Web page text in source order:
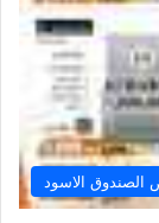
الصندوق الاسود